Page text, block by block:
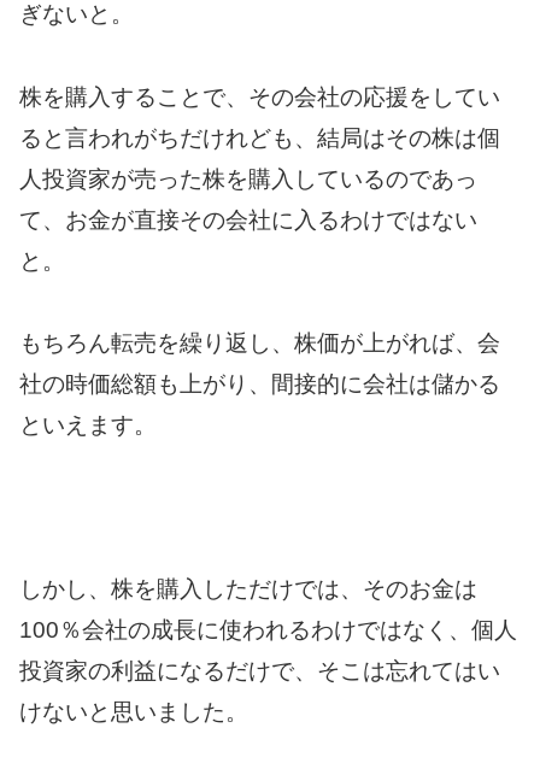
ぎないと。
株を購入することで、その会社の応援をしてい
ると言われがちだけれども、結局はその株は個
人投資家が売った株を購入しているのであっ
て、お金が直接その会社に入るわけではない
と。
もちろん転売を繰り返し、株価が上がれば、会
社の時価総額も上がり、間接的に会社は儲かる
といえます。
しかし、株を購入しただけでは、そのお金は
100％会社の成長に使われるわけではなく、個人
投資家の利益になるだけで、そこは忘れてはい
けないと思いました。